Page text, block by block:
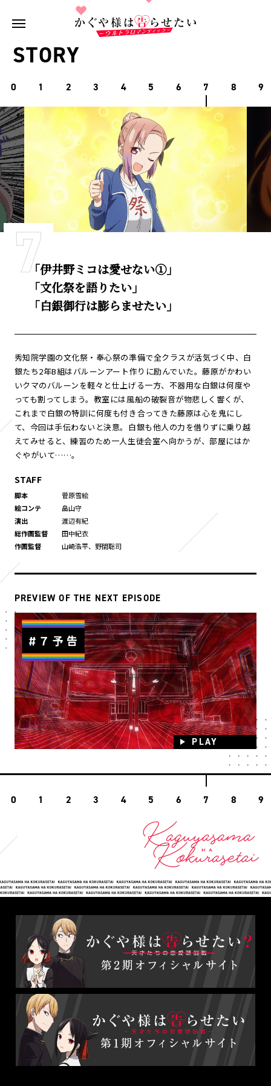
STORY
0 1 2 3 4 5 6 7 8 9
7「伊井野ミコは愛せない①」
「文化祭を語りたい」
「白銀御行は膨らませたい」
秀知院学園の文化祭・奉心祭の準備で全クラスが活気づく中、白
銀たち2年B組はバルーンアート作りに励んでいた。藤原がかわい
いクマのバルーンを軽々と仕上げる一方、不器用な白銀は何度や
っても割ってしまう。教室には風船の破裂音が物悲しく響くが、
これまで白銀の特訓に何度も付き合ってきた藤原は心を鬼にし
て、今回は手伝わないと決意。白銀も他人の力を借りずに乗り越
えてみせると、練習のため一人生徒会室へ向かうが、部屋にはか
ぐやがいて……。
STAFF
脚本
菅原雪絵
絵コンテ
畠山守
演出
渡辺有紀
総作画監督
田中紀衣
作画監督
山崎浩平、野間聡司
PREVIEW OF THE NEXT EPISODE
PLAY
0 1 2 3 4 5 6 7 8 9